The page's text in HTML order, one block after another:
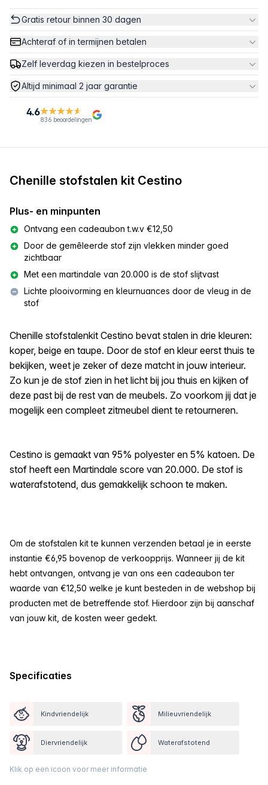
Gratis retour binnen 30 dagen
Achteraf of in termijnen betalen
Zelf leverdag kiezen in bestelproces
Altijd minimaal 2 jaar garantie
4.6
836 beoordelingen
Chenille stofstalen kit Cestino
Plus- en minpunten
Ontvang een cadeaubon t.w.v €12,50
Door de gemêleerde stof zijn vlekken minder goed
zichtbaar
Met een martindale van 20.000 is de stof slijtvast
Lichte plooivorming en kleurnuances door de vleug in de
stof
Chenille stofstalenkit Cestino bevat stalen in drie kleuren:
koper, beige en taupe. Door de stof en kleur eerst thuis te
bekijken, weet je zeker of deze matcht in jouw interieur.
Zo kun je de stof zien in het licht bij jou thuis en kijken of
deze past bij de rest van de meubels. Zo voorkom jij dat je
mogelijk een compleet zitmeubel dient te retourneren.
Cestino is gemaakt van 95% polyester en 5% katoen. De
stof heeft een Martindale score van 20.000. De stof is
waterafstotend, dus gemakkelijk schoon te maken.
Om de stofstalen kit te kunnen verzenden betaal je in eerste
instantie €6,95 bovenop de verkoopprijs. Wanneer jij de kit
hebt ontvangen, ontvang je van ons een cadeaubon ter
waarde van €12,50 welke je kunt besteden in de webshop bij
producten met de betreffende stof. Hierdoor zijn bij aanschaf
van jouw kit, de kosten weer gedekt.
Specificaties
Kindvriendelijk Milieuvriendelijk
Diervriendelijk Waterafstotend
Klik op een icoon voor meer informatie